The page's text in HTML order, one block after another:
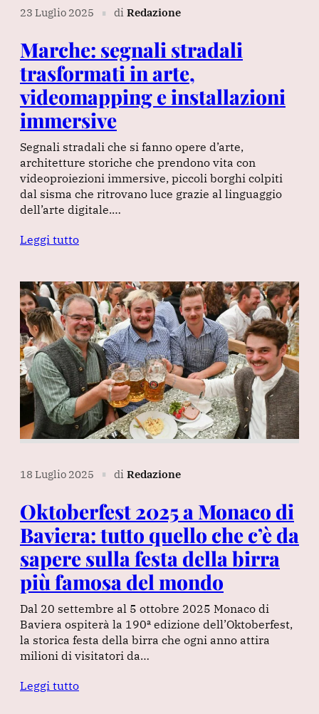
23 Luglio 2025 ∎ di Redazione
Marche: segnali stradali
trasformati in arte,
videomapping e installazioni
immersive
Segnali stradali che si fanno opere d’arte,
architetture storiche che prendono vita con
videoproiezioni immersive, piccoli borghi colpiti
dal sisma che ritrovano luce grazie al linguaggio
dell’arte digitale.…
Leggi tutto
18 Luglio 2025 ∎ di Redazione
Oktoberfest 2025 a Monaco di
Baviera: tutto quello che c’è da
sapere sulla festa della birra
più famosa del mondo
Dal 20 settembre al 5 ottobre 2025 Monaco di
Baviera ospiterà la 190ª edizione dell’Oktoberfest,
la storica festa della birra che ogni anno attira
milioni di visitatori da…
Leggi tutto